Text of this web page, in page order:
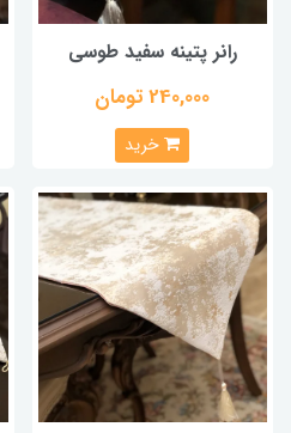
رانر پتینه سفید طوسی
240,000 تومان
خرید